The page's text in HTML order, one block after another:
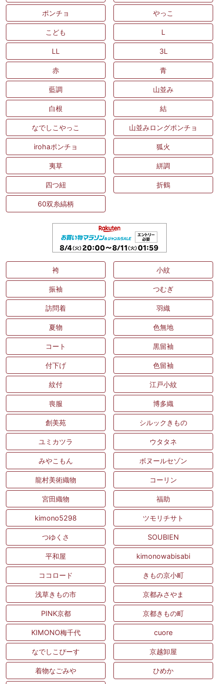
ポンチョ やっこ
こども L
LL 3L
赤 青
藍調 山並み
白根 結
なでしこやっこ 山並みロングポンチョ
irohaポンチョ 狐火
夷草 絣調
四つ紐 折鶴
60双糸縞柄
袴 小紋
振袖 つむぎ
訪問着 羽織
夏物 色無地
コート 黒留袖
付下げ 色留袖
紋付 江戸小紋
喪服 博多織
創美苑 シルックきもの
ユミカツラ ウタタネ
みやこもん ボヌールセゾン
龍村美術織物 コーリン
宮田織物 福助
kimono5298 ツモリチサト
つゆくさ SOUBIEN
平和屋 kimonowabisabi
ココロード きもの京小町
浅草きもの市 京都みさやま
PINK京都 京都きもの町
KIMONO梅千代 cuore
なでしこぴーす 京越卸屋
着物なごみや ひめか